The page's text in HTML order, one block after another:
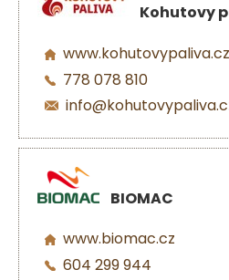
Kohutovy
www.kohutovypaliva.cz
778 078 810
BIOMAC
www.biomac.cz
604 299 944